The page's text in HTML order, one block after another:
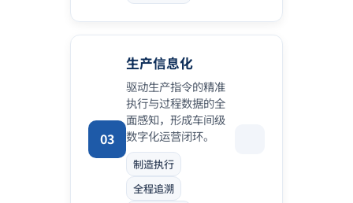
03
生产信息化
驱动生产指令的精准
执行与过程数据的全
面感知，形成车间级
数字化运营闭环。
制造执行
全程追溯